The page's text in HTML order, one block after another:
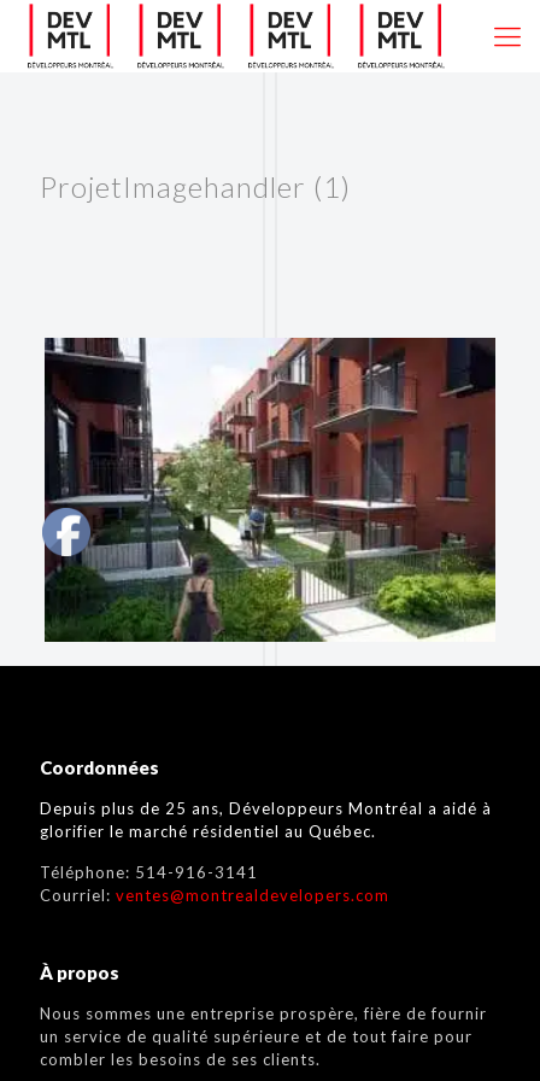
ProjetImagehandler (1)
Coordonnées
Depuis plus de 25 ans, Développeurs Montréal a aidé à
glorifier le marché résidentiel au Québec.
Téléphone: 514-916-3141
Courriel: ventes@montrealdevelopers.com
À propos
Nous sommes une entreprise prospère, fière de fournir
un service de qualité supérieure et de tout faire pour
combler les besoins de ses clients.